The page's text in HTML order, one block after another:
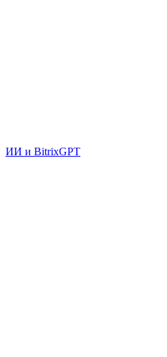
ИИ и BitrixGPT